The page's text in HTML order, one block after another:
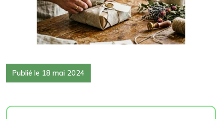
Publié le 18 mai 2024